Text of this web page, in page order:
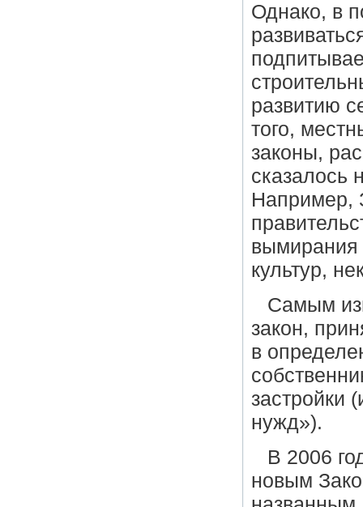
Однако, в
развитию
того,
законы,
сказалось
Например,
вымирания
культур,
Самым
закон,
в
застройки
нужд»).
В 2006
новым